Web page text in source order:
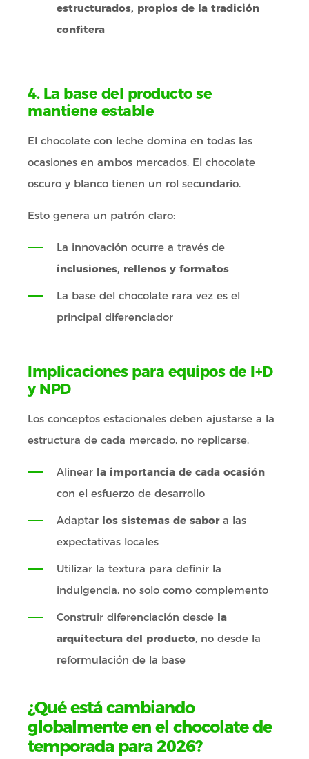
estructurados, propios de la tradición
confitera
4. La base del producto se
mantiene estable
El chocolate con leche domina en todas las
ocasiones en ambos mercados. El chocolate
oscuro y blanco tienen un rol secundario.
Esto genera un patrón claro:
La innovación ocurre a través de
inclusiones, rellenos y formatos
La base del chocolate rara vez es el
principal diferenciador
Implicaciones para equipos de I+D
y NPD
Los conceptos estacionales deben ajustarse a la
estructura de cada mercado, no replicarse.
Alinear la importancia de cada ocasión
con el esfuerzo de desarrollo
Adaptar los sistemas de sabor a las
expectativas locales
Utilizar la textura para definir la
indulgencia, no solo como complemento
Construir diferenciación desde la
arquitectura del producto, no desde la
reformulación de la base
¿Qué está cambiando
globalmente en el chocolate de
temporada para 2026?